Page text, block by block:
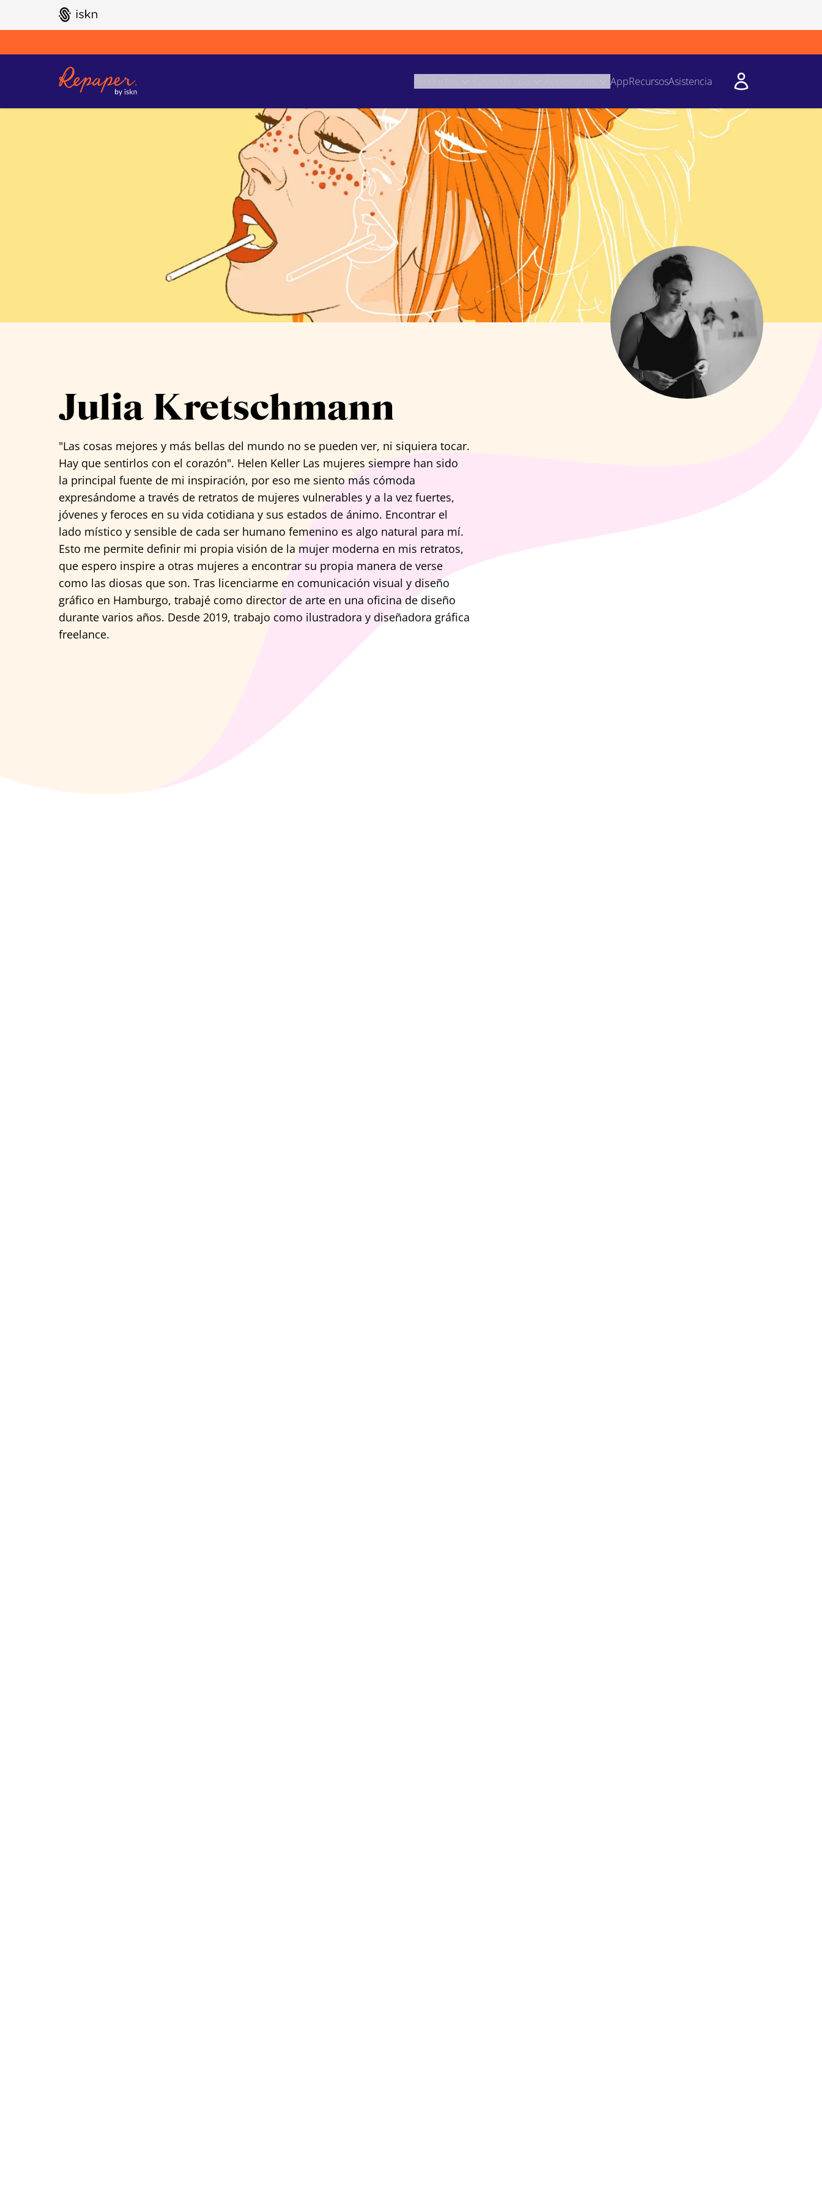
GO TO ISKN HOME
AppRecursosAsistencia
Julia Kretschmann
"Las cosas mejores y más bellas del mundo no se pueden ver, ni siquiera tocar.
Hay que sentirlos con el corazón". Helen Keller Las mujeres siempre han sido
la principal fuente de mi inspiración, por eso me siento más cómoda
expresándome a través de retratos de mujeres vulnerables y a la vez fuertes,
jóvenes y feroces en su vida cotidiana y sus estados de ánimo. Encontrar el
lado místico y sensible de cada ser humano femenino es algo natural para mí.
Esto me permite definir mi propia visión de la mujer moderna en mis retratos,
que espero inspire a otras mujeres a encontrar su propia manera de verse
como las diosas que son. Tras licenciarme en comunicación visual y diseño
gráfico en Hamburgo, trabajé como director de arte en una oficina de diseño
durante varios años. Desde 2019, trabajo como ilustradora y diseñadora gráfica
freelance.